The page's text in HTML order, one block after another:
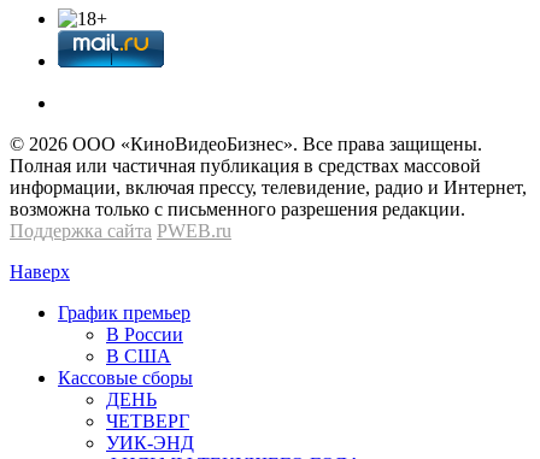
© 2026 OOО «КиноВидеоБизнес». Все права защищены.
Полная или частичная публикация в средствах массовой
информации, включая прессу, телевидение, радио и Интернет,
возможна только с письменного разрешения редакции.
Поддержка сайта PWEB.ru
Наверх
График премьер
В России
В США
Кассовые сборы
ДЕНЬ
ЧЕТВЕРГ
УИК-ЭНД